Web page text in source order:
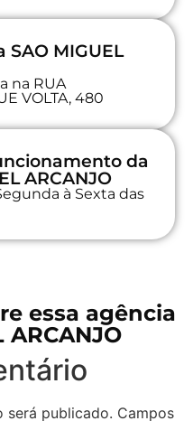
MIGUEL
na RUA
VOLTA, 480
da
ARCANJO
à Sexta das
essa agência
ARCANJO
será publicado. Campos